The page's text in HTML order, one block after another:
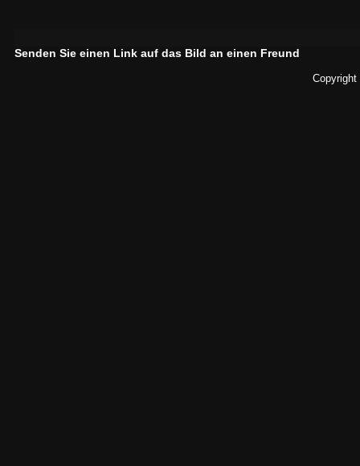
Senden Sie einen Link auf das Bild an einen Freund